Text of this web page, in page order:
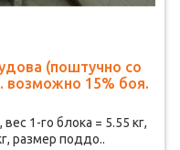
(поштучно со
возможно 15% боя.
1-го блока = 5.55 кг,
размер поддо..